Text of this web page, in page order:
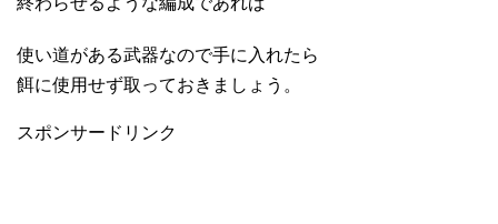
使い道がある武器なので手に入れたら
餌に使用せず取っておきましょう。
スポンサードリンク